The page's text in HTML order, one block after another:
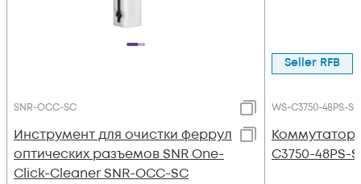
SNR-OCC-SC
Инструмент для очистки феррул
оптических разъемов SNR One-
Click-Cleaner SNR-OCC-SC
Seller RFB
WS-C3750-48PS-S
Коммутатор
C3750-48PS-S